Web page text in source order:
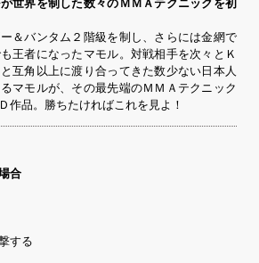
世界を制した数々のＭＭＡテクニックを初
＆バンタム２階級を制し、さらには金網で
王者になったマモル。対戦相手を次々とＫ
互角以上に渡り合ってきた数少ない日本人
マモルが、その最先端のＭＭＡテクニック
作品。勝ちたければこれを見よ！
合
する